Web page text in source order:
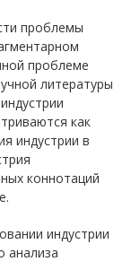
проблемы
проблеме
литературы
как
индустрии в
коннотаций
индустрии
анализа